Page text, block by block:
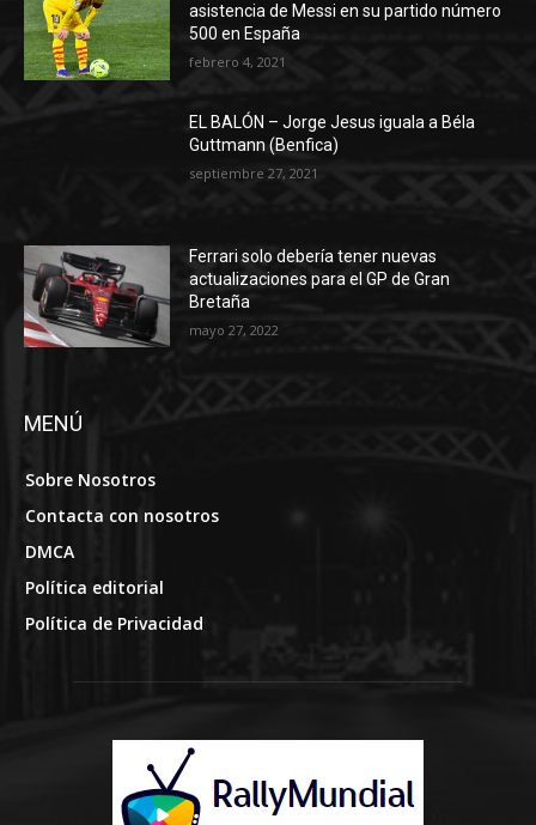
asistencia de Messi en su partido número
500 en España
febrero 4, 2021
EL BALÓN – Jorge Jesus iguala a Béla
Guttmann (Benfica)
septiembre 27, 2021
Ferrari solo debería tener nuevas
actualizaciones para el GP de Gran
Bretaña
mayo 27, 2022
MENÚ
Sobre Nosotros
Contacta con nosotros
DMCA
Política editorial
Política de Privacidad